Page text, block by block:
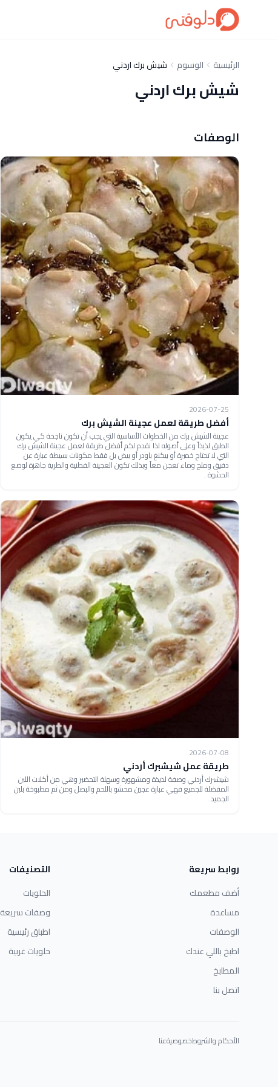
الرئيسية الوسوم شيش برك اردني
شيش برك اردني
الوصفات
2026-07-25
أفضل طريقة لعمل عجينة الشيش برك
عجينة الشيش برك من الخطوات الأساسية التي يجب أن تكون ناجحة كي يكون
الطبق لذيذاً وعلى أصوله لذا نقدم لكم أفضل طريقة لعمل عجينة الشيش برك
التي لا تحتاج خميرة أو بيكنغ باودر أو بيض بل فقط مكونات بسيطة عبارة عن
دقيق وملح وماء تعجن معاً وبذلك تكون العجينة القطنية والطرية جاهزة لوضع
الحشوة .
2026-07-08
طريقة عمل شيشبرك أردني
شيشبرك أردني وصفة لذيذة ومشهورة وسهلة التحضير وهي من أكلات اللبن
المفضلة للجميع فهي عبارة عجين محشو باللحم والبصل ومن ثم مطبوخة بلبن
الجميد .
روابط سريعة
أضف مطعمك
مساعدة
الوصفات
اطبخ باللي عندك
المطابخ
اتصل بنا
التصنيفات
الحلويات
وصفات سريعة
اطباق رئيسية
حلويات غربية
الأحكام والشروطخصوصيةعنا